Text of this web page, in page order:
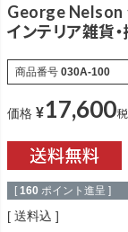
George Nelson
インテリア雑貨
商品番号 030A-100
価格 ¥17,600
[ 160 ポイント進呈 ]
送料込